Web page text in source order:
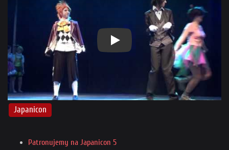
Play
Japanicon
Patronujemy na Japanicon 5